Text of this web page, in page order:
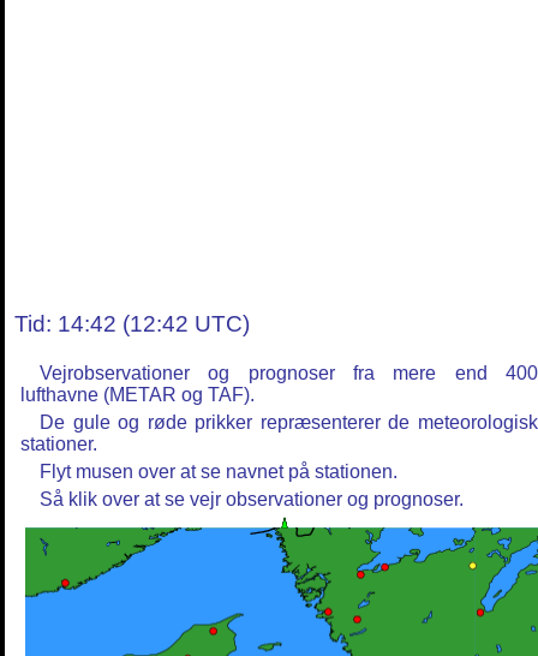
Tid: 14:42 (12:42 UTC)
Vejrobservationer og prognoser fra mere end
lufthavne (METAR og TAF).
De gule og røde prikker repræsenterer de
stationer.
Flyt musen over at se navnet på stationen.
Så klik over at se vejr observationer og prognoser.